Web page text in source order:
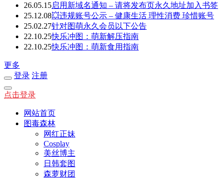
26.05.15启用新域名通知 – 请将发布页永久地址加入书签
25.12.08💥违规账号公示 – 健康生活 理性消费 珍惜账号
25.02.27针对图萌永久会员以下公告
22.10.25快乐冲图：萌新解压指南
22.10.25快乐冲图：萌新食用指南
更多
登录 注册
点击登录
网站首页
图毒森林
网红正妹
Cosplay
美丝博主
日韩套图
森萝财团